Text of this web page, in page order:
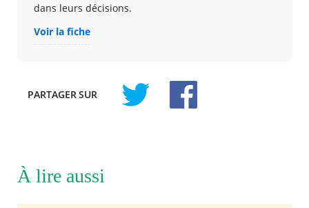
dans leurs décisions.
Voir la fiche
PARTAGERSUR
À lire aussi